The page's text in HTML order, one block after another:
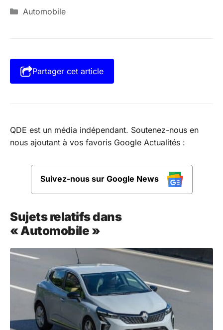
Catégories
Automobile
Partager cet article
QDE est un média indépendant. Soutenez-nous en
nous ajoutant à vos favoris Google Actualités :
Suivez-nous sur Google News
Sujets relatifs dans
« Automobile »